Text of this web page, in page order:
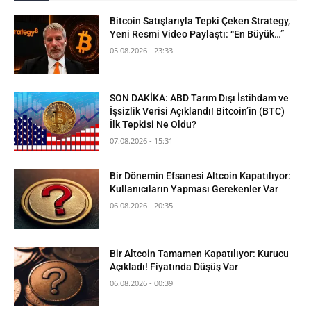
Bitcoin Satışlarıyla Tepki Çeken Strategy,
Yeni Resmi Video Paylaştı: “En Büyük…”
05.08.2026 - 23:33
SON DAKİKA: ABD Tarım Dışı İstihdam ve
İşsizlik Verisi Açıklandı! Bitcoin’in (BTC)
İlk Tepkisi Ne Oldu?
07.08.2026 - 15:31
Bir Dönemin Efsanesi Altcoin Kapatılıyor:
Kullanıcıların Yapması Gerekenler Var
06.08.2026 - 20:35
Bir Altcoin Tamamen Kapatılıyor: Kurucu
Açıkladı! Fiyatında Düşüş Var
06.08.2026 - 00:39